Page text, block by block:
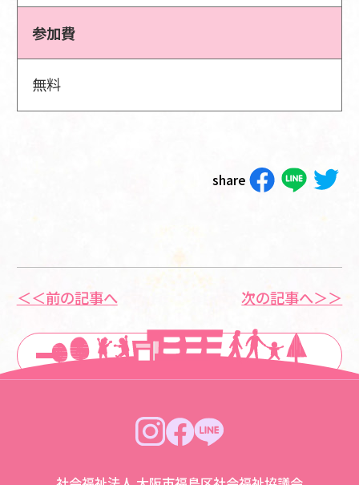
参加費
無料
share
＜＜前の記事へ
一覧に戻る
次の記事へ＞＞